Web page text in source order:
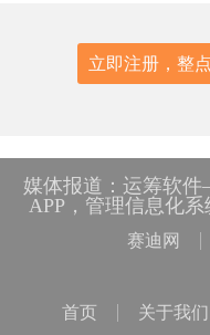
立即注册，整
媒体报道：运筹软件
APP，管理信息化
赛迪网
首页 关于我们